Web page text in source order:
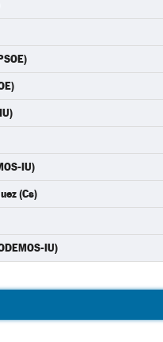
IU)
(Cs)
IU)